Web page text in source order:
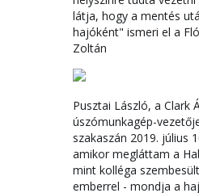
látja, hogy a mentés
hajóként" ismeri el a
Zoltán
Pusztai László, a Clark
úszómunkagép-
szakaszán 2019. július
amikor megláttam a
mint kolléga
emberrel - mondja a